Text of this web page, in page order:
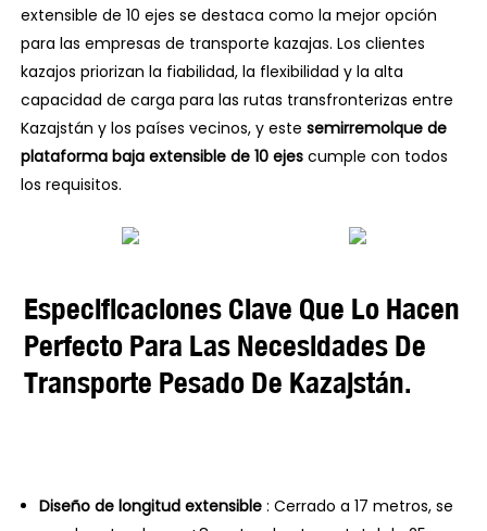
extensible de 10 ejes se destaca como la mejor opción
para las empresas de transporte kazajas. Los clientes
kazajos priorizan la fiabilidad, la flexibilidad y la alta
capacidad de carga para las rutas transfronterizas entre
Kazajstán y los países vecinos, y estesemirremolque de
plataforma baja extensible de 10 ejes cumple con todos
los requisitos.
Especificaciones Clave Que Lo Hacen
Perfecto Para Las Necesidades De
Transporte Pesado De Kazajstán.
Diseño de longitud extensible : Cerrado a 17 metros, se